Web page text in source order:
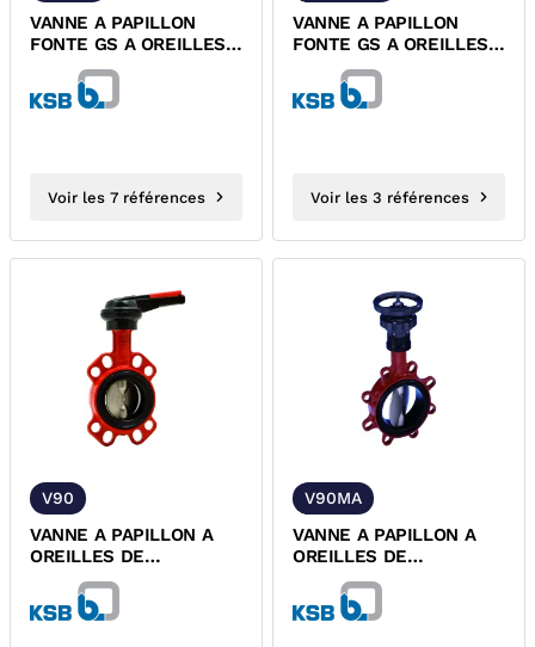
VANNE A PAPILLON
FONTE GS A OREILLES
DE DEMONTAGE ET
POIGNEE...
Voir les 7 références
VANNE A PAPILLON
FONTE GS A OREILLES
DE DEMONTAGE ET
DEMULTIPLICATEUR...
Voir les 3 références
V90
VANNE A PAPILLON A
OREILLES DE
DEMONTAGE ACS BOAX-
S KSB V90
V90MA
VANNE A PAPILLON A
OREILLES DE
DEMONTAGE ET
DEMULTIPLICATEUR
ACS...